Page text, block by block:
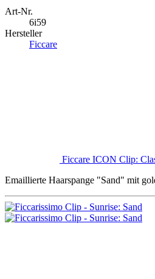
Art-Nr.
6i59
Hersteller
Ficcare
Ficcare ICON Clip:
Emaillierte Haarspange "Sand" mit